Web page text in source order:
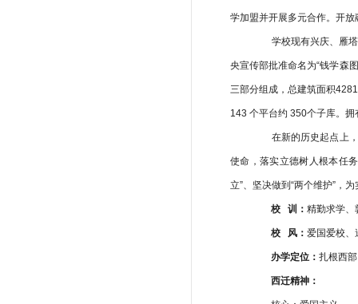
学加盟并开展多元合作。开
学校现有兴庆、雁
央宣传部批准命名为“钱学森
三部分组成，总建筑面积
143 个平台约 350个子库。
在新的历史起点上，
使命，落实立德树人根本任
立”、坚决做到“两个维护”，
校 训： 精勤求
校 风： 爱国爱
办学定位： 扎根
西迁精神：